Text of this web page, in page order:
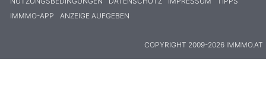
IMMMO-APP
ANZEIGE AUFGEBEN
COPYRIGHT 2009-2026 IMMMO.AT